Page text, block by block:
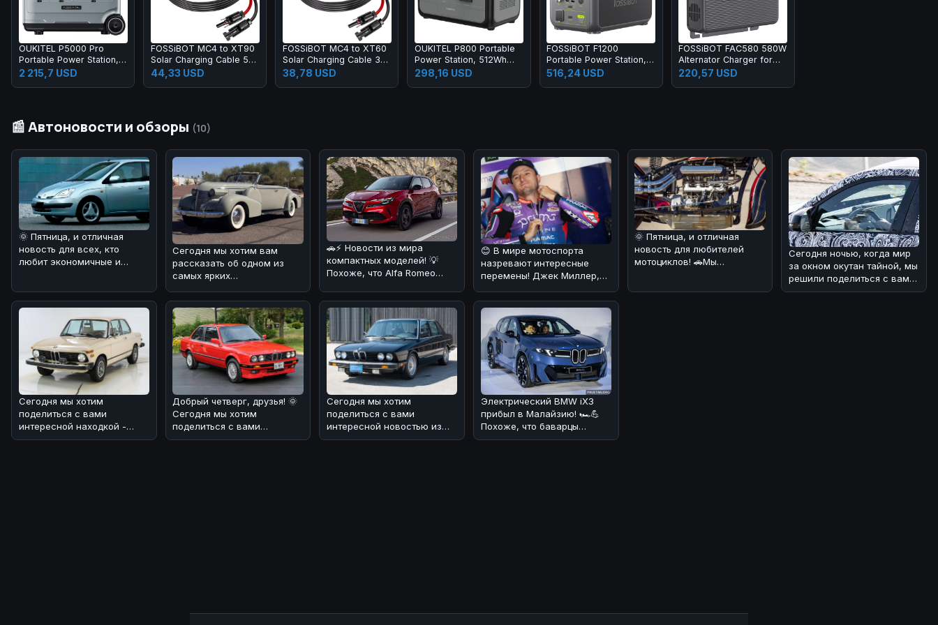
OUKITEL P5000 Pro
Portable Power Station,
5120Wh LiFePO4 Battery,
4000W AC Output, Smart
Backup, 15 Outputs, App
2 215,7 USD
FOSSiBOT MC4 to XT90
Solar Charging Cable 5m
for F2400 F3600 F3600
44,33 USD
FOSSiBOT MC4 to XT60
Solar Charging Cable 3m
for F800 F1200 F1800
38,78 USD
OUKITEL P800 Portable
Power Station, 512Wh
800W Backup Battery
with AC+DC Fast
298,16 USD
FOSSiBOT F1200
Portable Power Station,
1024Wh LiFePO4 Solar
Generator with 2x AC
516,24 USD
FOSSiBOT FAC580 580W
Alternator Charger for
FOSSiBOT Power Station,
Gray
220,57 USD
📰 Автоновости и обзоры (10)
🌞 Пятница, и отличная
новость для всех, кто
любит экономичные и
Сегодня мы хотим вам
рассказать об одном из
самых ярких
классического
американского а
🚗⚡ Новости из мира
компактных моделей! 💡
Похоже, что Alfa Romeo
😊 В мире мотоспорта
назревают интересные
перемены! Джек Миллер,
мотогонщик, выступающ
🌞 Пятница, и отличная
новость для любителей
мотоциклов! 🚗Мы
Сегодня ночью, когда мир
за окном окутан тайной, мы
решили поделиться с вами
интересной новостью из
Сегодня мы хотим
поделиться с вами
интересной находкой -
BMW 2002 1974 года
Добрый четверг, друзья! 🌞
Сегодня мы хотим
поделиться с вами
интересной историей о
Сегодня мы хотим
поделиться с вами
интересной новостью из
мира BMW! 🏎На аукционе
Электрический BMW iX3
прибыл в Малайзию! 🏎💪
Похоже, что баварцы
наконец-то добрались до